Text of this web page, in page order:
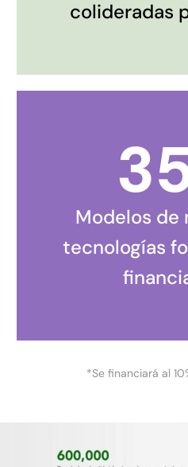
colideradas
Modelos de
tecnologías
*Se financiará al